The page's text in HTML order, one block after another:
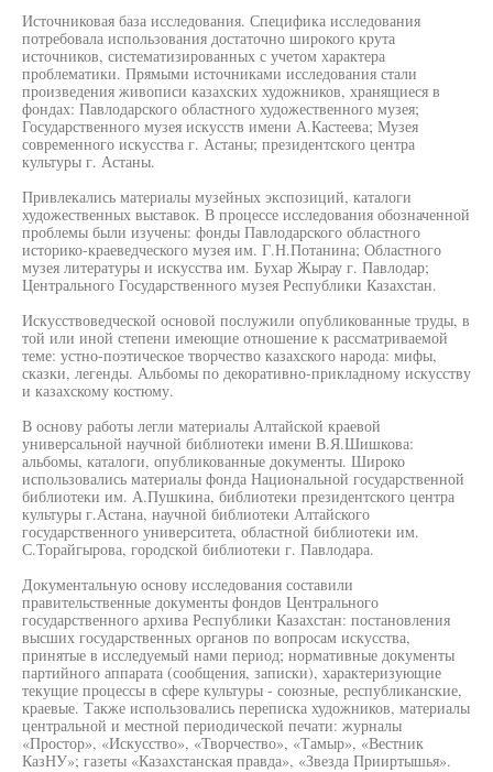
Источниковая база исследования. Специфика исследования
потребовала использования достаточно широкого крута
источников, систематизированных с учетом характера
проблематики. Прямыми источниками исследования стали
произведения живописи казахских художников, хранящиеся в
фондах: Павлодарского областного художественного музея;
Государственного музея искусств имени А.Кастеева; Музея
современного искусства г. Астаны; президентского центра
культуры г. Астаны.
Привлекались материалы музейных экспозиций, каталоги
художественных выставок. В процессе исследования обозначенной
проблемы были изучены: фонды Павлодарского областного
историко-краеведческого музея им. Г.Н.Потанина; Областного
музея литературы и искусства им. Бухар Жырау г. Павлодар;
Центрального Государственного музея Республики Казахстан.
Искусствоведческой основой послужили опубликованные труды, в
той или иной степени имеющие отношение к рассматриваемой
теме: устно-поэтическое творчество казахского народа: мифы,
сказки, легенды. Альбомы по декоративно-прикладному искусству
и казахскому костюму.
В основу работы легли материалы Алтайской краевой
универсальной научной библиотеки имени В.Я.Шишкова:
альбомы, каталоги, опубликованные документы. Широко
использовались материалы фонда Национальной государственной
библиотеки им. А.Пушкина, библиотеки президентского центра
культуры г.Астана, научной библиотеки Алтайского
государственного университета, областной библиотеки им.
С.Торайгырова, городской библиотеки г. Павлодара.
Документальную основу исследования составили
правительственные документы фондов Центрального
государственного архива Республики Казахстан: постановления
высших государственных органов по вопросам искусства,
принятые в исследуемый нами период; нормативные документы
партийного аппарата (сообщения, записки), характеризующие
текущие процессы в сфере культуры - союзные, республиканские,
краевые. Также использовались переписка художников, материалы
центральной и местной периодической печати: журналы
«Простор», «Искусство», «Творчество», «Тамыр», «Вестник
КазНУ»; газеты «Казахстанская правда», «Звезда Прииртышья».